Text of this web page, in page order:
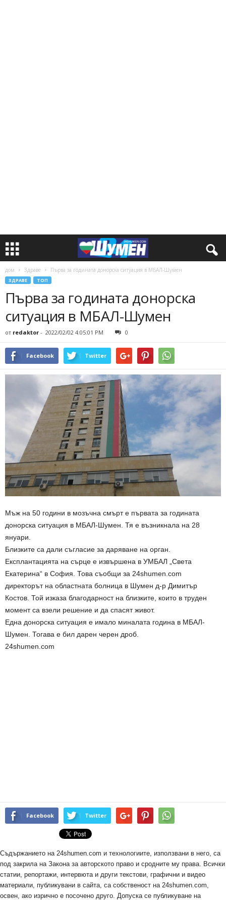
дом Здраве Първа за годината донорска ситуация в МБАЛ-Шумен
ЗДРАВЕ ТОП
Първа за годината донорска
ситуация в МБАЛ-Шумен
от redaktor - 2022/02/02 4:05:01 PM 0
Facebook Twitter
Мъж на 50 години в мозъчна смърт е първата за годината
донорска ситуация в МБАЛ-Шумен. Тя е възникнала на 28
януари.
Близките са дали съгласие за даряване на орган.
Експлантацията на сърце е извършена в УМБАЛ „Света
Екатерина“ в София. Това съобщи за 24shumen.com
директорът на областната болница в Шумен д-р Димитър
Костов. Той изказа благодарност на близките, които в труден
момент са взели решение и да спасят живот.
Една донорска ситуация е имало миналата година в МБАЛ-
Шумен. Тогава е бил дарен черен дроб.
24shumen.com
Facebook Twitter
Съдържанието на 24shumen.com и технологиите, използвани в него, са
под закрила на Закона за авторското право и сродните му права. Всички
статии, репортажи, интервюта и други текстови, графични и видео
материали, публикувани в сайта, са собственост на 24shumen.com,
освен, ако изрично е посочено друго. Допуска се публикуване на